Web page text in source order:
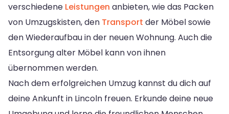
verschiedene Leistungen anbieten, wie das Packen
von Umzugskisten, den Transport der Möbel sowie
den Wiederaufbau in der neuen Wohnung. Auch die
Entsorgung alter Möbel kann von ihnen
übernommen werden.
Nach dem erfolgreichen Umzug kannst du dich auf
deine Ankunft in Lincoln freuen. Erkunde deine neue